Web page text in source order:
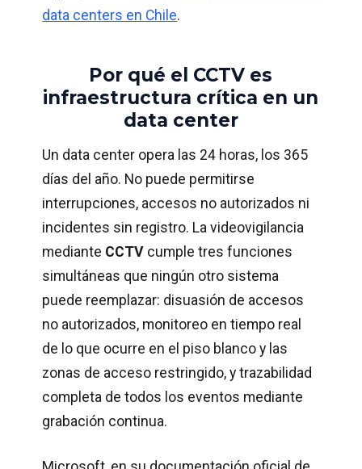
data centers en Chile.
Por qué el CCTV es
infraestructura crítica en un
data center
Un data center opera las 24 horas, los 365
días del año. No puede permitirse
interrupciones, accesos no autorizados ni
incidentes sin registro. La videovigilancia
mediante CCTV cumple tres funciones
simultáneas que ningún otro sistema
puede reemplazar: disuasión de accesos
no autorizados, monitoreo en tiempo real
de lo que ocurre en el piso blanco y las
zonas de acceso restringido, y trazabilidad
completa de todos los eventos mediante
grabación continua.